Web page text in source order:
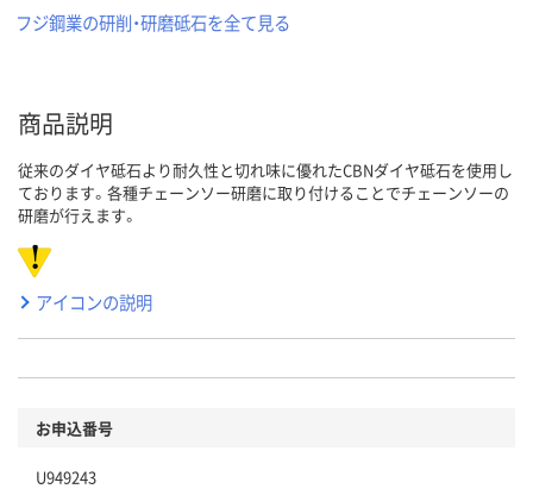
フジ鋼業の研削・研磨砥石を全て見る
商品説明
従来のダイヤ砥石より耐久性と切れ味に優れたCBNダイヤ砥石を使用し
ております。各種チェーンソー研磨に取り付けることでチェーンソーの
研磨が行えます。
アイコンの説明
お申込番号
U949243